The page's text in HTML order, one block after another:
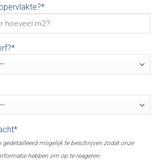
gedetailleerd mogelijk te beschrijven zodat onze
hebben om op te reageren.